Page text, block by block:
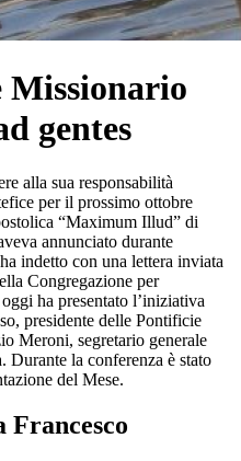
Missionario
gentes
alla sua responsabilità
per il prossimo ottobre
“Maximum Illud” di
annunciato durante
indetto con una lettera inviata
Congregazione per
ha presentato l’iniziativa
presidente delle Pontificie
Meroni, segretario generale
la conferenza è stato
del Mese.
Francesco